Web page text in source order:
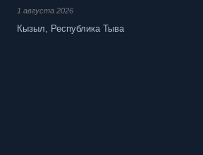
1 августа 2026
Кызыл, Республика Тыва